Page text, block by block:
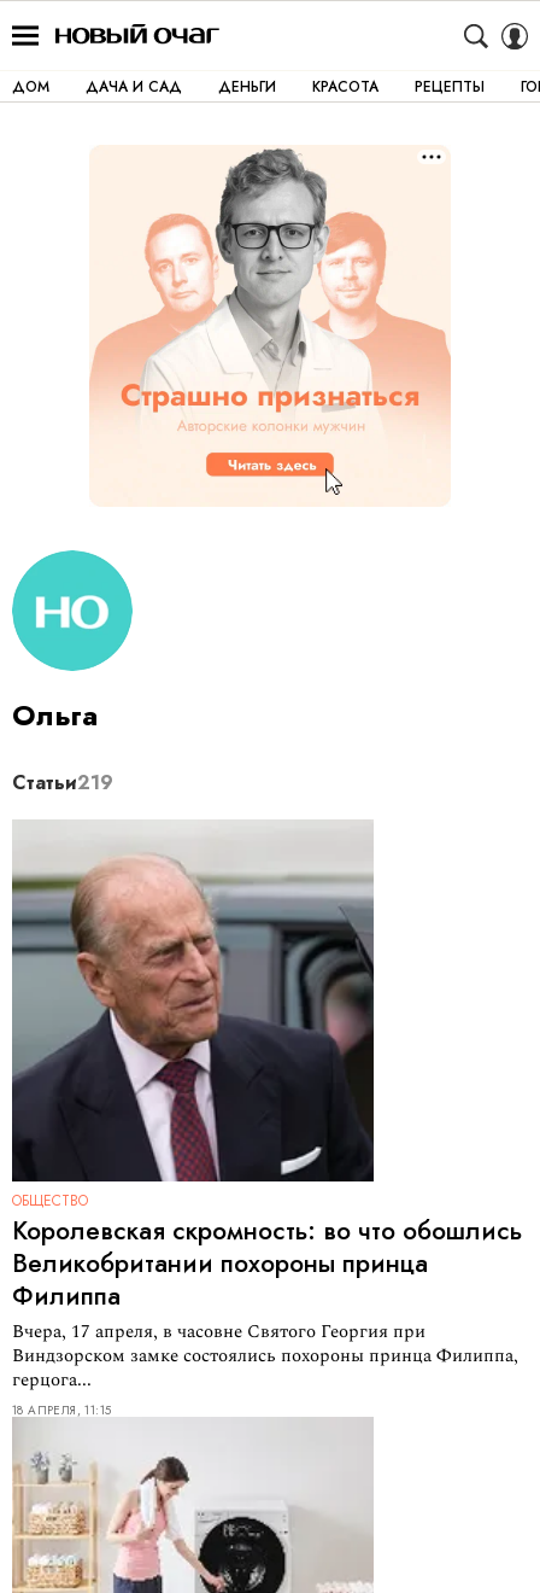
ДОМ ДАЧА И САД ДЕНЬГИ КРАСОТА РЕЦЕПТЫ
Ольга
Статьи219
ОБЩЕСТВО
Королевская скромность: во что обошлись
Великобритании похороны принца
Филиппа
Вчера, 17 апреля, в часовне Святого Георгия при
Виндзорском замке состоялись похороны принца Филиппа,
герцога...
18 АПРЕЛЯ, 11:15